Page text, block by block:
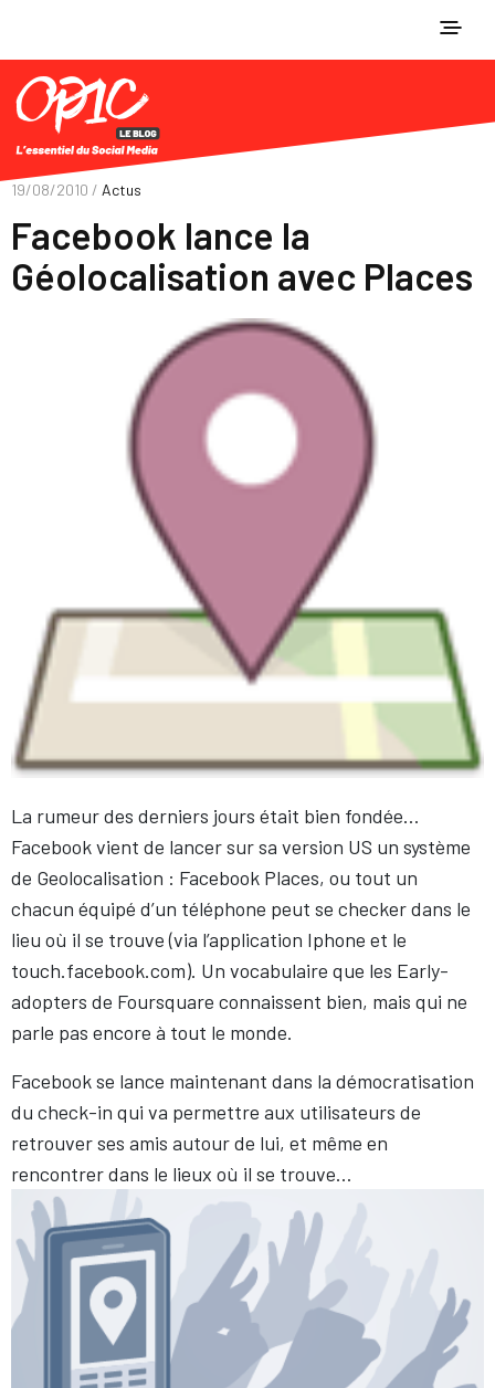
19/08/2010 / Actus
Facebook lance la
Géolocalisation avec Places
La rumeur des derniers jours était bien fondée…
Facebook vient de lancer sur sa version US un système
de Geolocalisation : Facebook Places, ou tout un
chacun équipé d’un téléphone peut se checker dans le
lieu où il se trouve (via l’application Iphone et le
touch.facebook.com). Un vocabulaire que les Early-
adopters de Foursquare connaissent bien, mais qui ne
parle pas encore à tout le monde.
Facebook se lance maintenant dans la démocratisation
du check-in qui va permettre aux utilisateurs de
retrouver ses amis autour de lui, et même en
rencontrer dans le lieux où il se trouve…